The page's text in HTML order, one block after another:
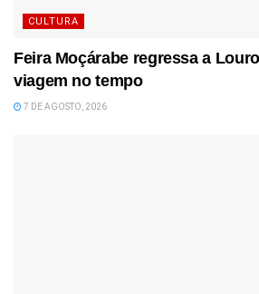
CULTURA
Feira Moçárabe regressa a
viagem no tempo
7 DE AGOSTO, 2026